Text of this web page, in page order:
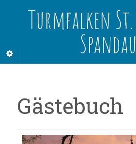
Turmfalken
Spandau
Gästebuch